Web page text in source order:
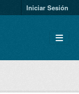
Iniciar Sesión